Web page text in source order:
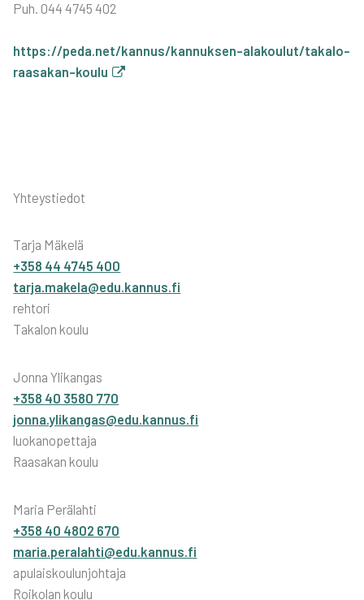
Puh. 044 4745 402
https://peda.net/kannus/kannuksen-alakoulut/takalo-
raasakan-koulu
Yhteystiedot
Tarja Mäkelä
+358 44 4745 400
tarja.makela@edu.kannus.fi
rehtori
Takalon koulu
Jonna Ylikangas
+358 40 3580 770
jonna.ylikangas@edu.kannus.fi
luokanopettaja
Raasakan koulu
Maria Perälahti
+358 40 4802 670
maria.peralahti@edu.kannus.fi
apulaiskoulunjohtaja
Roikolan koulu